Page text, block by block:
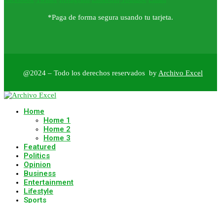
*Paga de forma segura usando tu tarjeta.
@2024 – Todo los derechos reservados by Archivo Excel
Home
Home 1
Home 2
Home 3
Featured
Politics
Opinion
Business
Entertainment
Lifestyle
Sports